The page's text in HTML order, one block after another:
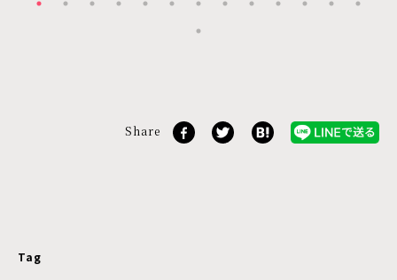
Share
Tag